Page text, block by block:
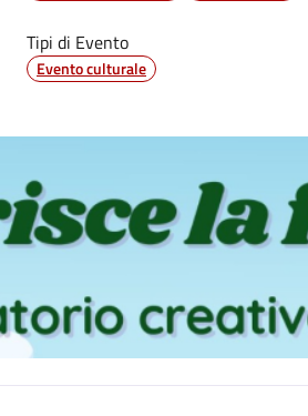
Tipi di Evento
Evento culturale